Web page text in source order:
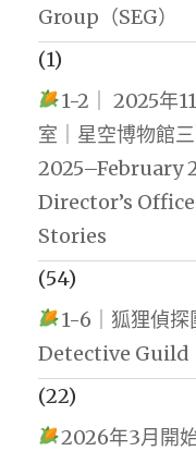
Group（SEG）
(1)
1-2｜ 2025年
室｜星空博物館
2025–February
Director’s
Stories
(54)
1-6｜狐狸偵
Detective Guild
(22)
2026年3月開